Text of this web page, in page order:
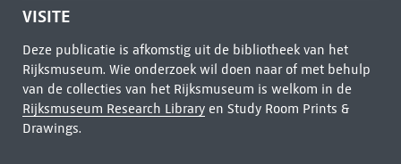
VISITE
Deze publicatie is afkomstig uit de bibliotheek van het
Rijksmuseum. Wie onderzoek wil doen naar of met behulp
van de collecties van het Rijksmuseum is welkom in de
Rijksmuseum Research Libraryen Study Room Prints &
Drawings.